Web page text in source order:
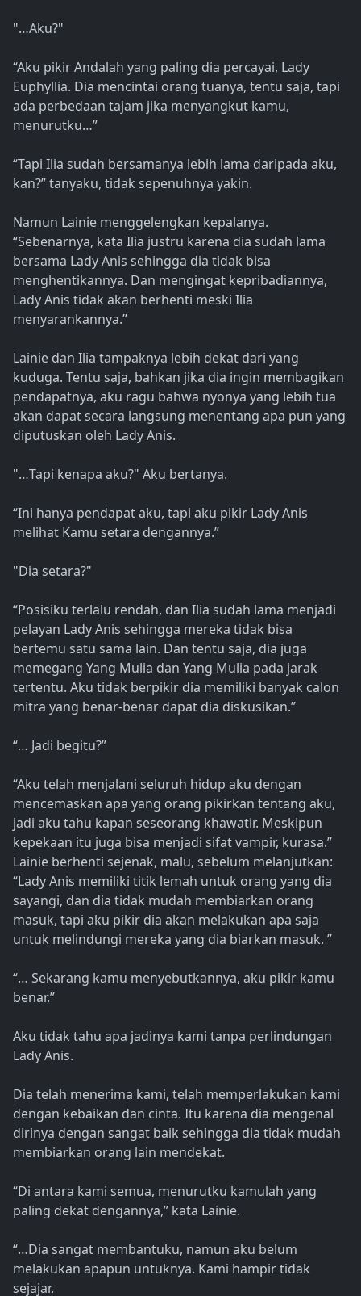
"…Aku?"
“Aku pikir Andalah yang paling dia percayai, Lady
Euphyllia. Dia mencintai orang tuanya, tentu saja, tapi
ada perbedaan tajam jika menyangkut kamu,
menurutku…”
“Tapi Ilia sudah bersamanya lebih lama daripada aku,
kan?” tanyaku, tidak sepenuhnya yakin.
Namun Lainie menggelengkan kepalanya.
“Sebenarnya, kata Ilia justru karena dia sudah lama
bersama Lady Anis sehingga dia tidak bisa
menghentikannya. Dan mengingat kepribadiannya,
Lady Anis tidak akan berhenti meski Ilia
menyarankannya.”
Lainie dan Ilia tampaknya lebih dekat dari yang
kuduga. Tentu saja, bahkan jika dia ingin membagikan
pendapatnya, aku ragu bahwa nyonya yang lebih tua
akan dapat secara langsung menentang apa pun yang
diputuskan oleh Lady Anis.
"…Tapi kenapa aku?" Aku bertanya.
“Ini hanya pendapat aku, tapi aku pikir Lady Anis
melihat Kamu setara dengannya.”
"Dia setara?"
“Posisiku terlalu rendah, dan Ilia sudah lama menjadi
pelayan Lady Anis sehingga mereka tidak bisa
bertemu satu sama lain. Dan tentu saja, dia juga
memegang Yang Mulia dan Yang Mulia pada jarak
tertentu. Aku tidak berpikir dia memiliki banyak calon
mitra yang benar-benar dapat dia diskusikan.”
“… Jadi begitu?”
“Aku telah menjalani seluruh hidup aku dengan
mencemaskan apa yang orang pikirkan tentang aku,
jadi aku tahu kapan seseorang khawatir. Meskipun
kepekaan itu juga bisa menjadi sifat vampir, kurasa.”
Lainie berhenti sejenak, malu, sebelum melanjutkan:
“Lady Anis memiliki titik lemah untuk orang yang dia
sayangi, dan dia tidak mudah membiarkan orang
masuk, tapi aku pikir dia akan melakukan apa saja
untuk melindungi mereka yang dia biarkan masuk. ”
“… Sekarang kamu menyebutkannya, aku pikir kamu
benar.”
Aku tidak tahu apa jadinya kami tanpa perlindungan
Lady Anis.
Dia telah menerima kami, telah memperlakukan kami
dengan kebaikan dan cinta. Itu karena dia mengenal
dirinya dengan sangat baik sehingga dia tidak mudah
membiarkan orang lain mendekat.
“Di antara kami semua, menurutku kamulah yang
paling dekat dengannya,” kata Lainie.
“…Dia sangat membantuku, namun aku belum
melakukan apapun untuknya. Kami hampir tidak
sejajar.